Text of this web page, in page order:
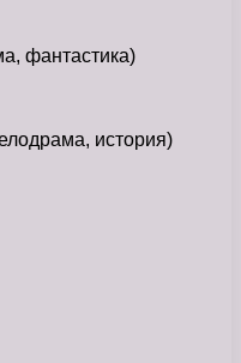
фантастика)
история)